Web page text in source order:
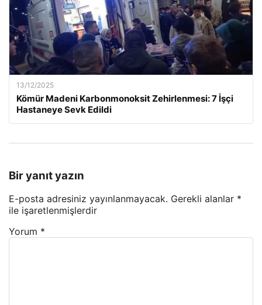
13/12/2025
Kömür Madeni Karbonmonoksit Zehirlenmesi: 7 İşçi
Hastaneye Sevk Edildi
Bir yanıt yazın
E-posta adresiniz yayınlanmayacak. Gerekli alanlar *
ile işaretlenmişlerdir
Yorum *